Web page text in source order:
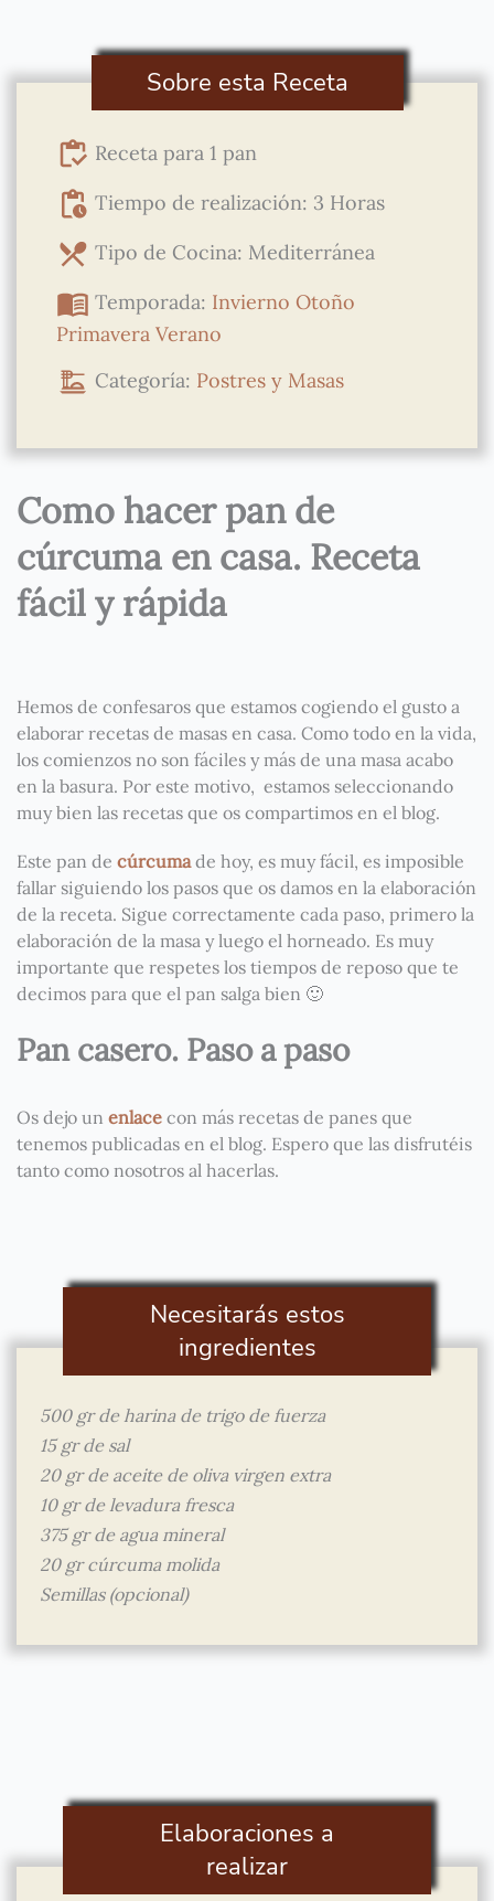
Sobre esta Receta
Receta para 1 pan
Tiempo de realización: 3 Horas
Tipo de Cocina: Mediterránea
Temporada: Invierno Otoño
Primavera Verano
Categoría: Postres y Masas
Como hacer pan de
cúrcuma en casa. Receta
fácil y rápida
Hemos de confesaros que estamos cogiendo el gusto a
elaborar recetas de masas en casa. Como todo en la vida,
los comienzos no son fáciles y más de una masa acabo
en la basura. Por este motivo, estamos seleccionando
muy bien las recetas que os compartimos en el blog.
Este pan de cúrcumade hoy, es muy fácil, es imposible
fallar siguiendo los pasos que os damos en la elaboración
de la receta. Sigue correctamente cada paso, primero la
elaboración de la masa y luego el horneado. Es muy
importante que respetes los tiempos de reposo que te
decimos para que el pan salga bien 🙂
Pan casero. Paso a paso
Os dejo un enlace con más recetas de panes que
tenemos publicadas en el blog. Espero que las disfrutéis
tanto como nosotros al hacerlas.
Necesitarás estos
ingredientes
500 gr de harina de trigo de fuerza
15 gr de sal
20 gr de aceite de oliva virgen extra
10 gr de levadura fresca
375 gr de agua mineral
20 gr cúrcuma molida
Semillas (opcional)
Elaboraciones a
realizar